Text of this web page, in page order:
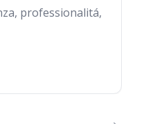
professionalitá,